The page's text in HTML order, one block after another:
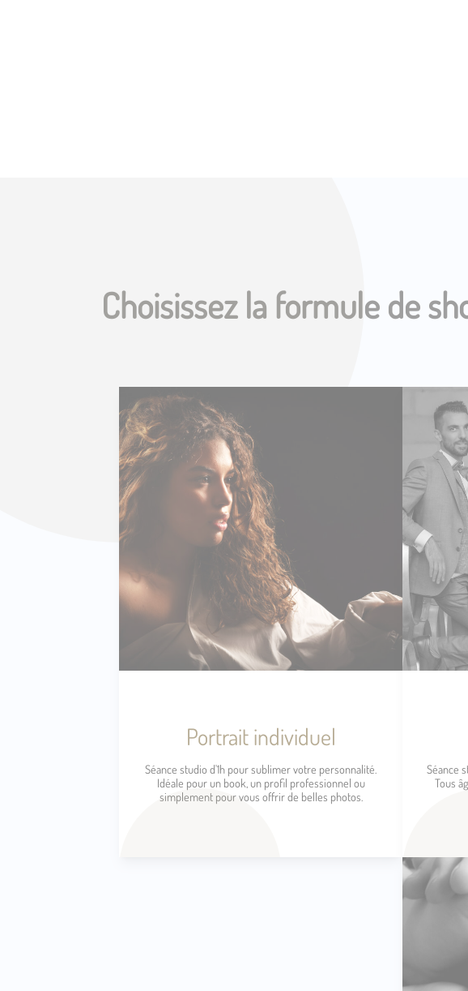
Choisissez la formule de
Portrait individuel
Séance studio d'1h pour sublimer votre personnalité.
Idéale pour un book, un profil professionnel ou
simplement pour vous offrir de belles photos.
Séance
Tous